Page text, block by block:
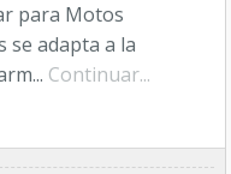
para Motos
se adapta a la
Continuar...